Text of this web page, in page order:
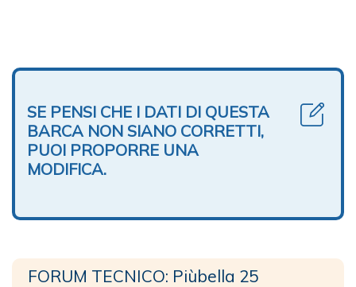
SE PENSI CHE I DATI DI QUESTA
BARCA NON SIANO CORRETTI,
PUOI PROPORRE UNA
MODIFICA.
FORUM TECNICO: Piùbella 25